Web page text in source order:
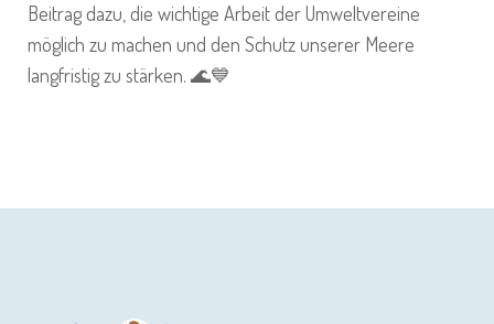
Beitrag dazu, die wichtige Arbeit der Umweltvereine
möglich zu machen und den Schutz unserer Meere
langfristig zu stärken. 🌊💙